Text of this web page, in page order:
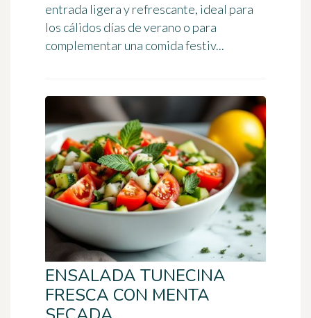
entrada ligera y refrescante, ideal para
los cálidos días de verano o para
complementar una comida festiv...
ENSALADA TUNECINA
FRESCA CON MENTA